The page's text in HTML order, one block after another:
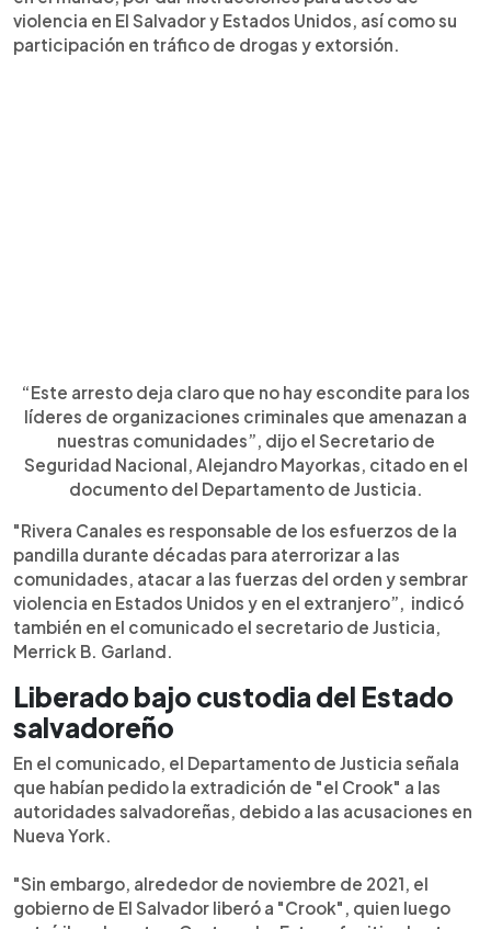
violencia en El Salvador y Estados Unidos, así como su
participación en tráfico de drogas y extorsión.
“Este arresto deja claro que no hay escondite para los
líderes de organizaciones criminales que amenazan a
nuestras comunidades”, dijo el Secretario de
Seguridad Nacional, Alejandro Mayorkas, citado en el
documento del Departamento de Justicia.
"Rivera Canales es responsable de los esfuerzos de la
pandilla durante décadas para aterrorizar a las
comunidades, atacar a las fuerzas del orden y sembrar
violencia en Estados Unidos y en el extranjero”, indicó
también en el comunicado el secretario de Justicia,
Merrick B. Garland.
Liberado bajo custodia del Estado
salvadoreño
En el comunicado, el Departamento de Justicia señala
que habían pedido la extradición de "el Crook" a las
autoridades salvadoreñas, debido a las acusaciones en
Nueva York.
"Sin embargo, alrededor de noviembre de 2021, el
gobierno de El Salvador liberó a "Crook", quien luego